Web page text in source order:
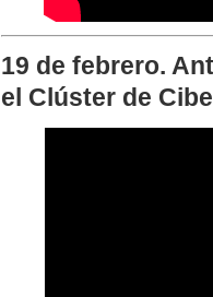
19 de febrero.
el Clúster de